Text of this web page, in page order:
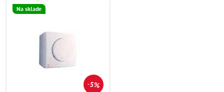
5%
Na sklade